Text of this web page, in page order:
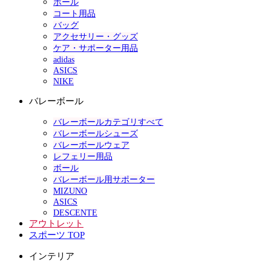
ボール
コート用品
バッグ
アクセサリー・グッズ
ケア・サポーター用品
adidas
ASICS
NIKE
バレーボール
バレーボールカテゴリすべて
バレーボールシューズ
バレーボールウェア
レフェリー用品
ボール
バレーボール用サポーター
MIZUNO
ASICS
DESCENTE
アウトレット
スポーツ TOP
インテリア